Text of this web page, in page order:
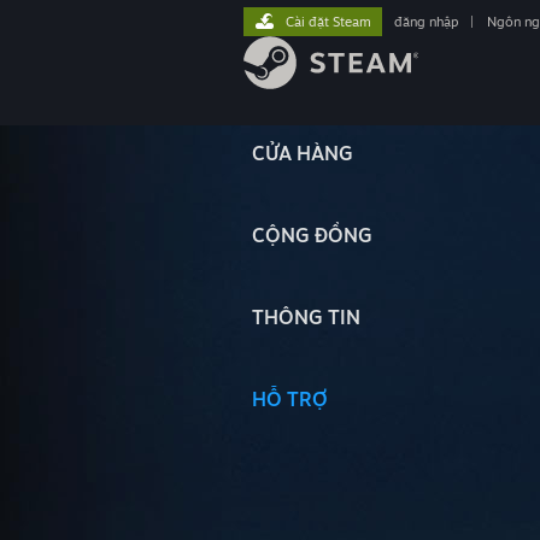
CỬA HÀNG
CỘNG ĐỒNG
THÔNG TIN
HỖ TRỢ
Cài đặt Steam đăng nhập Ngôn